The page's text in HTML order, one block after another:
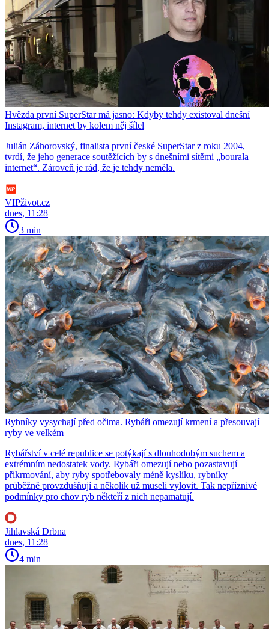
Hvězda první SuperStar má jasno: Kdyby tehdy existoval dnešní
Instagram, internet by kolem něj šílel
Julián Záhorovský, finalista první české SuperStar z roku 2004,
tvrdí, že jeho generace soutěžících by s dnešními sítěmi „bourala
internet“. Zároveň je rád, že je tehdy neměla.
VIPživot.cz
dnes, 11:28
3 min
Rybníky vysychají před očima. Rybáři omezují krmení a přesouvají
ryby ve velkém
Rybářství v celé republice se potýkají s dlouhodobým suchem a
extrémním nedostatek vody. Rybáři omezují nebo pozastavují
přikrmování, aby ryby spotřebovaly méně kyslíku, rybníky
průběžně provzdušňují a několik už museli vylovit. Tak nepříznivé
podmínky pro chov ryb někteří z nich nepamatují.
Jihlavská Drbna
dnes, 11:28
4 min